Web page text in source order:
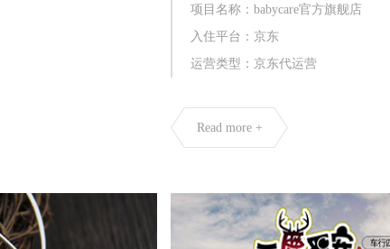
项目名称：babycare官方旗舰店
入住平台：京东
运营类型：京东代运营
Read more +